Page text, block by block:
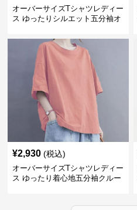
オーバーサイズTシャツレディー
ス ゆったりシルエット五分袖オ
¥2,930 (税込)
オーバーサイズTシャツレディー
ス ゆったり着心地五分袖クルー